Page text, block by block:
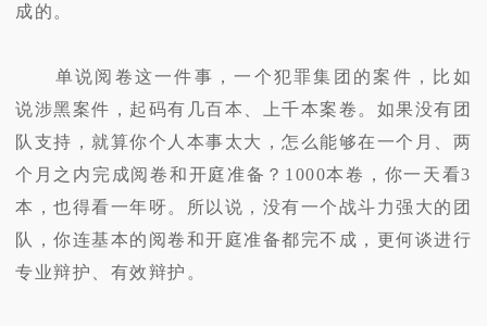
成的。
单说阅卷这一件事，一个犯罪集团的案件，比如
说涉黑案件，起码有几百本、上千本案卷。如果没有团
队支持，就算你个人本事太大，怎么能够在一个月、两
个月之内完成阅卷和开庭准备？1000本卷，你一天看3
本，也得看一年呀。所以说，没有一个战斗力强大的团
队，你连基本的阅卷和开庭准备都完不成，更何谈进行
专业辩护、有效辩护。